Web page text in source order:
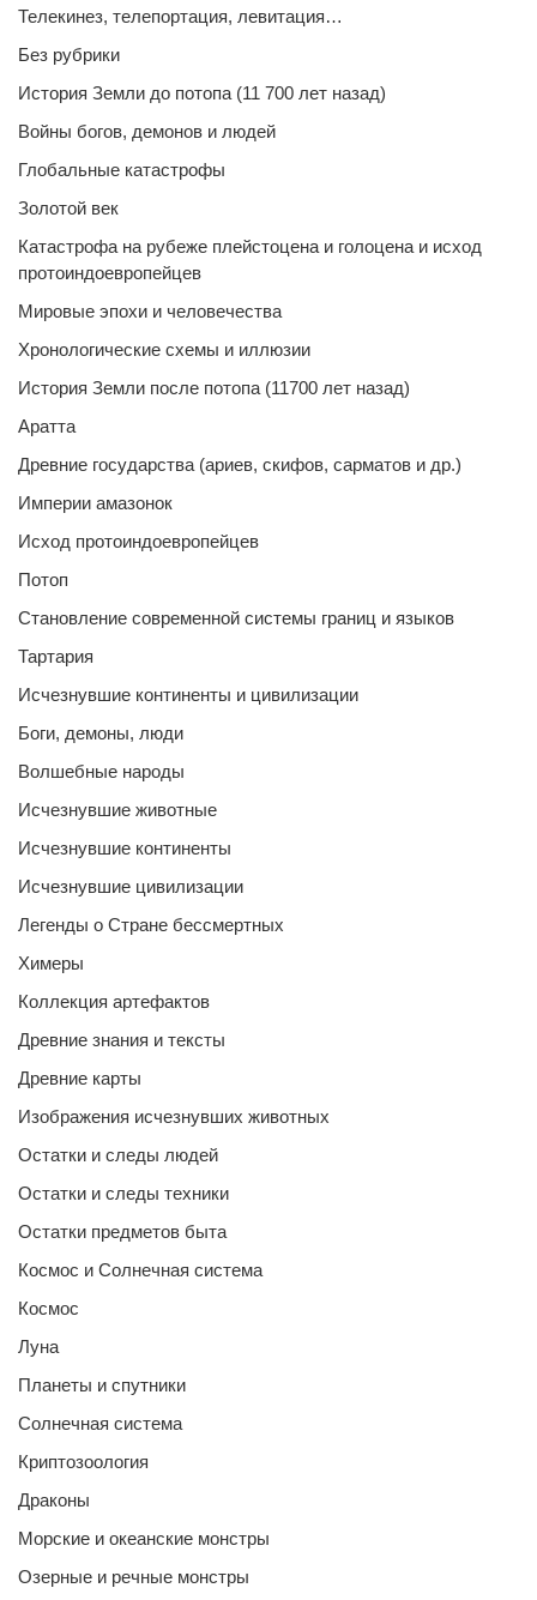
Телекинез, телепортация, левитация…
Без рубрики
История Земли до потопа (11 700 лет назад)
Войны богов, демонов и людей
Глобальные катастрофы
Золотой век
Катастрофа на рубеже плейстоцена и голоцена и исход
протоиндоевропейцев
Мировые эпохи и человечества
Хронологические схемы и иллюзии
История Земли после потопа (11700 лет назад)
Аратта
Древние государства (ариев, скифов, сарматов и др.)
Империи амазонок
Исход протоиндоевропейцев
Потоп
Становление современной системы границ и языков
Тартария
Исчезнувшие континенты и цивилизации
Боги, демоны, люди
Волшебные народы
Исчезнувшие животные
Исчезнувшие континенты
Исчезнувшие цивилизации
Легенды о Стране бессмертных
Химеры
Коллекция артефактов
Древние знания и тексты
Древние карты
Изображения исчезнувших животных
Остатки и следы людей
Остатки и следы техники
Остатки предметов быта
Космос и Солнечная система
Космос
Луна
Планеты и спутники
Солнечная система
Криптозоология
Драконы
Морские и океанские монстры
Озерные и речные монстры